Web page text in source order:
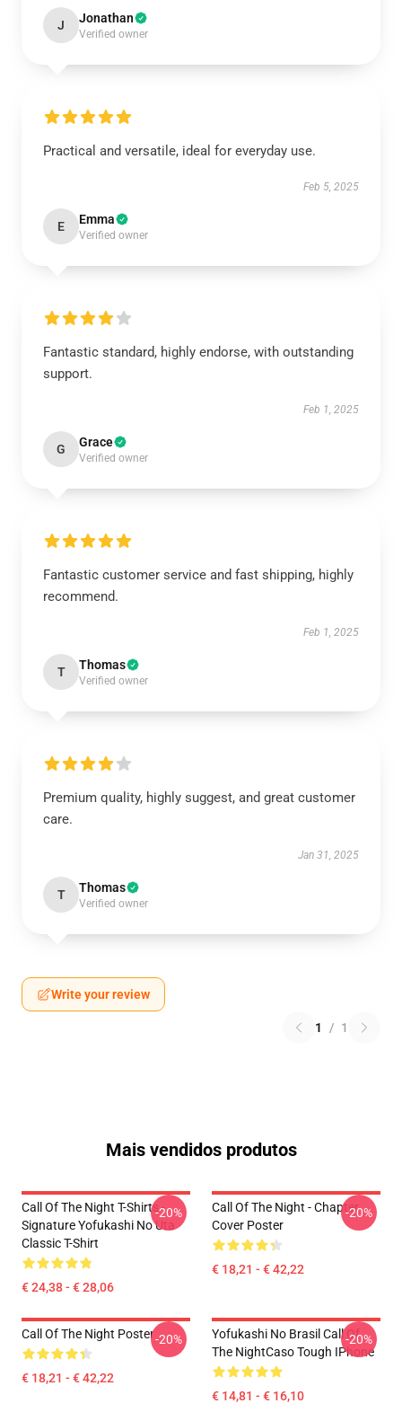
J Jonathan
Verified owner
Practical and versatile, ideal for everyday use.
Feb 5, 2025
E Emma
Verified owner
Fantastic standard, highly endorse, with outstanding
support.
Feb 1, 2025
G Grace
Verified owner
Fantastic customer service and fast shipping, highly
recommend.
Feb 1, 2025
T Thomas
Verified owner
Premium quality, highly suggest, and great customer
care.
Jan 31, 2025
T Thomas
Verified owner
Write your review
1 / 1
Mais vendidos produtos
Call Of The Night T-Shirts -
Signature Yofukashi No Uta
Classic T-Shirt
€ 24,38 - € 28,06
-20%
Call Of The Night - Chapter
Cover Poster
€ 18,21 - € 42,22
-20%
Call Of The Night Poster
€ 18,21 - € 42,22
-20%
Yofukashi No Brasil Call Of
The NightCaso Tough IPhone
€ 14,81 - € 16,10
-20%